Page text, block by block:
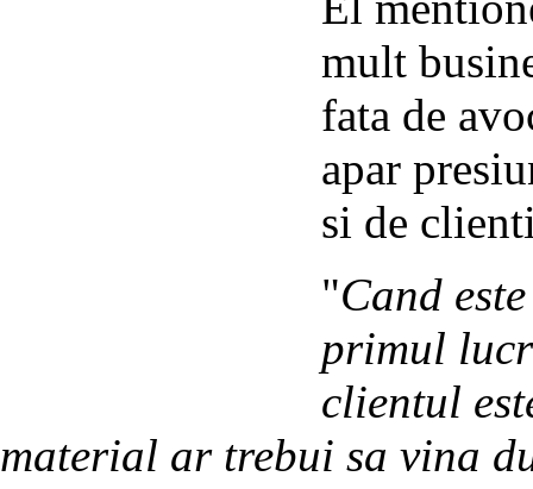
mult
fata de
apar
si de
"Cand
primul
clientul
material ar trebui sa vina